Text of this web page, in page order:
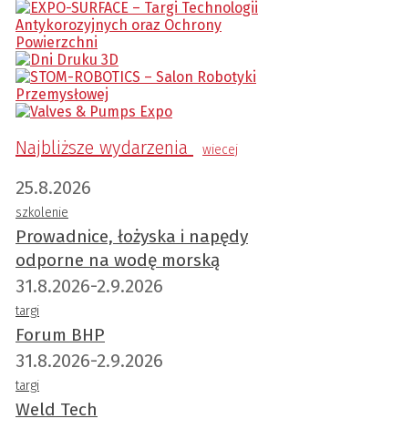
Najbliższe wydarzenia wiecej
25.8.2026
szkolenie
Prowadnice, łożyska i napędy
odporne na wodę morską
31.8.2026-2.9.2026
targi
Forum BHP
31.8.2026-2.9.2026
targi
Weld Tech